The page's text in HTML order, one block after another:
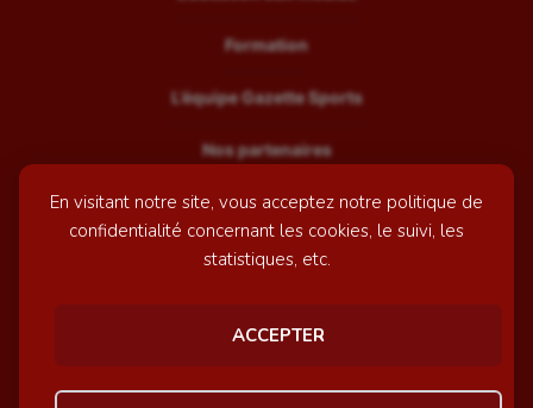
En visitant notre site, vous acceptez notre politique de
confidentialité concernant les cookies, le suivi, les
statistiques, etc.
ACCEPTER
Formation
L’équipe Gazette Sports
Nos partenaires
Recrutement
Mentions légales